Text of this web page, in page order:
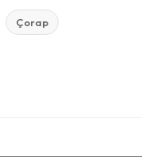
Çorap